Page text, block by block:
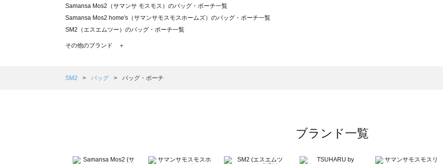
Samansa Mos2（サマンサ モスモス）のバッグ・ポーチ一覧
Samansa Mos2 home's（サマンサモスモスホームズ）のバッグ・ポーチ一覧
SM2（エスエムツー）のバッグ・ポーチ一覧
TSUHARU by Samansa Mos2（ツハルバイサマンサモスモス）のバッグ・ポーチ一覧
Samansa Mos2 Lagom（サマンサモスモス ラーゴム）のバッグ・ポーチ一覧
BETTY'S BLUE（べティーズブルー）のバッグ・ポーチ一覧
その他のブランド ＋
SM2 バッグ バッグ・ポーチ
ブランド一覧